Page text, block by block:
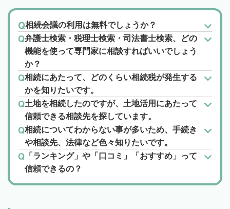
相続会議の利用は無料でしょうか？
弁護士検索・税理士検索・司法書士検索、どの
機能を使って専門家に相談すればいいでしょう
か？
相続にあたって、どのくらい相続税が発生する
かを知りたいです。
土地を相続したのですが、土地活用にあたって
信頼できる相談先を探しています。
相続についてわからない事が多いため、手続き
や相談先、法律など色々知りたいです。
「ランキング」や「口コミ」「おすすめ」って
信頼できるの？